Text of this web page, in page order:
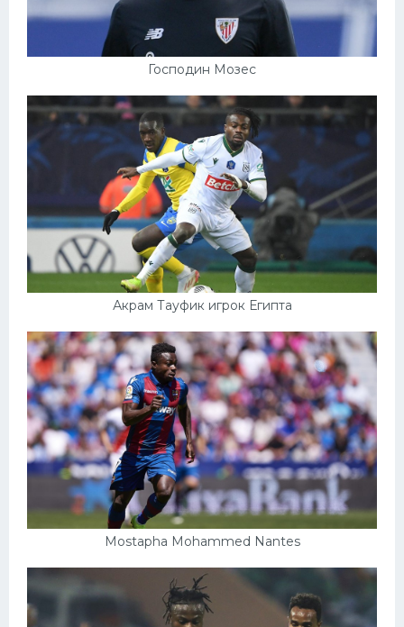
Господин Мозес
Акрам Тауфик игрок Египта
Mostapha Mohammed Nantes